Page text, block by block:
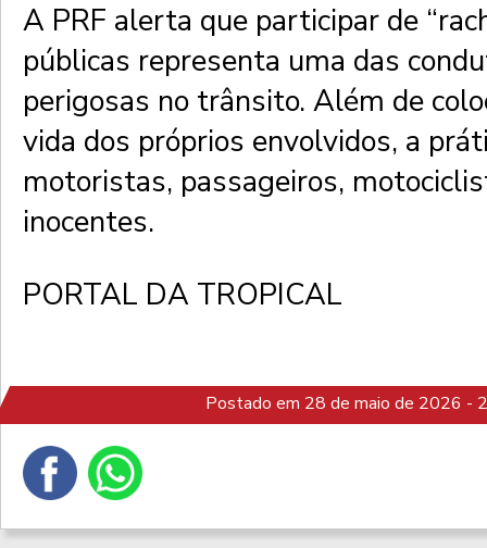
A PRF alerta que participar de
públicas representa uma das
perigosas no trânsito. Além de
vida dos próprios envolvidos, a
motoristas, passageiros,
inocentes.
PORTAL DA TROPICAL
Postado em 28 de maio de 2026 -